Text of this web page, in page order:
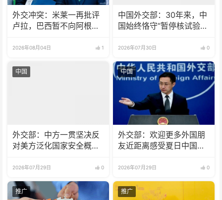
外交冲突：米莱一再批评
卢拉，巴西暂不向阿根廷
2026年08月04日 1
中国外交部：30年来，中
国始终恪守“暂停核试验”
2026年07月30日 0
中国
外交部：中方一贯坚决反
对美方泛化国家安全概念
2026年07月29日 0
中国
外交部：欢迎更多外国朋
友近距离感受夏日中国的
2026年07月29日 0
推广 推广